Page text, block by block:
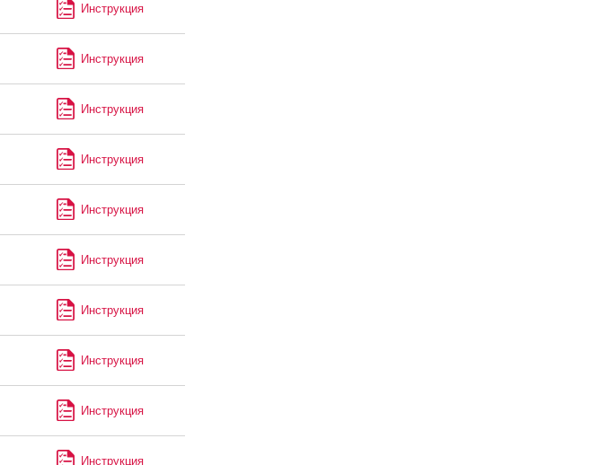
Инструкция
Инструкция
Инструкция
Инструкция
Инструкция
Инструкция
Инструкция
Инструкция
Инструкция
Инструкция